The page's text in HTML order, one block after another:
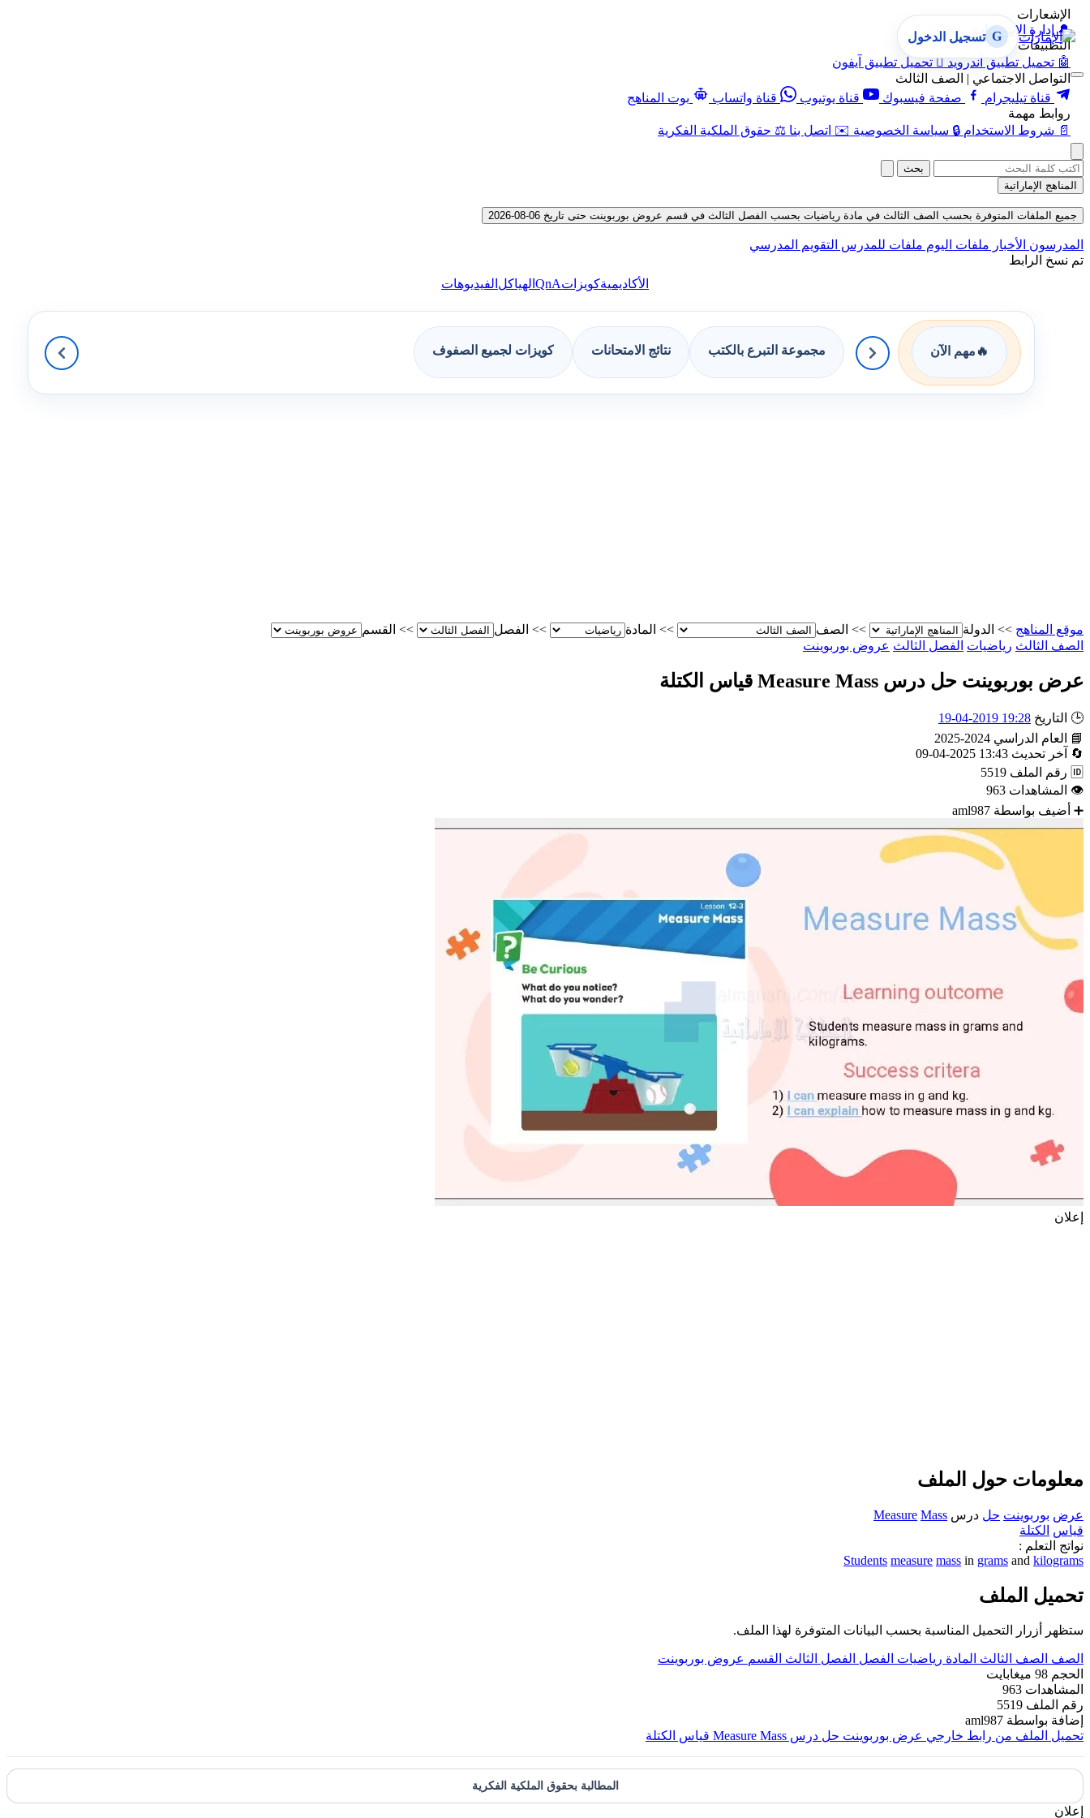
الإشعارات
🔔 إدارة الإشعارات
التطبيقات
🤖 تحميل تطبيق أندرويد  تحميل تطبيق آيفون
التواصل الاجتماعي | الصف الثالث
قناة تيليجرام
صفحة فيسبوك قناة يوتيوب قناة واتساب
بوت المناهج
روابط مهمة
📄 شروط الاستخدام 🔒 سياسة الخصوصية ✉️ اتصل بنا ⚖️ حقوق الملكية الفكرية
G تسجيل الدخول
بحث
المناهج الإماراتية
جميع الملفات المتوفرة بحسب الصف الثالث في مادة رياضيات بحسب الفصل الثالث في قسم عروض بوربوينت حتى تاريخ 06-08-2026
المدرسون الأخبار ملفات اليوم ملفات للمدرس التقويم المدرسي
تم نسخ الرابط
الأكاديميةكويزاتQnA الهياكل الفيديوهات
🔥 مهم الآن مجموعة التبرع بالكتب نتائج الامتحانات كويزات لجميع الصفوف
موقع المناهج >> الدولة >> الصف >> المادة >> الفصل >> القسم
الصف الثالث رياضيات الفصل الثالث عروض بوربوينت
عرض بوربوينت حل درس Measure Mass قياس الكتلة
🕒 التاريخ 19:28 2019-04-19
📘
العام الدراسي 2024-2025
🔄
آخر تحديث 13:43 2025-04-09
🆔 رقم الملف 5519
👁 المشاهدات 963
➕ أضيف بواسطة aml987
إعلان
معلومات حول الملف
عرض بوربوينت حل درس Measure Mass
قياس الكتلة
نواتج التعلم :
Students measure mass in grams and kilograms
تحميل الملف
ستظهر أزرار التحميل المناسبة بحسب البيانات المتوفرة لهذا الملف.
الصف الصف الثالث المادة رياضيات الفصل الفصل الثالث القسم عروض بوربوينت
الحجم 98 ميغابايت
المشاهدات 963
رقم الملف 5519
إضافة بواسطة aml987
تحميل الملف من رابط خارجي عرض بوربوينت حل درس Measure Mass قياس الكتلة
المطالبة بحقوق الملكية الفكرية
إعلان